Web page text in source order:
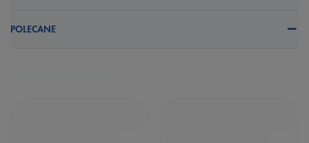
POLECANE